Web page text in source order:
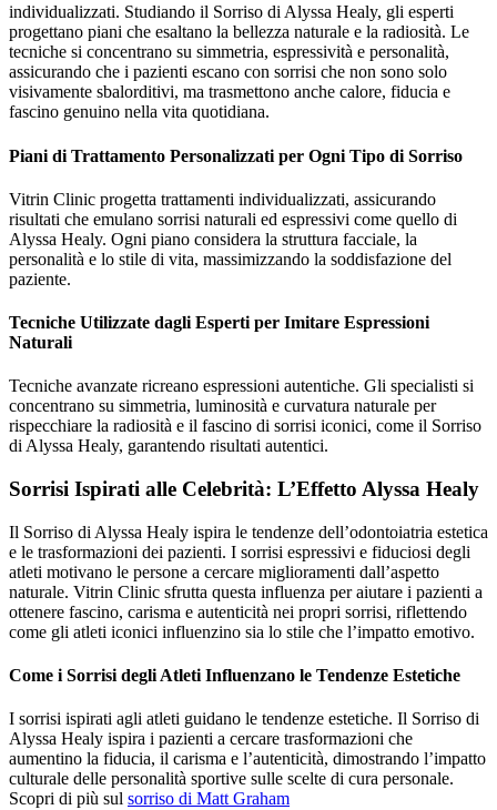
individualizzati. Studiando il Sorriso di Alyssa Healy, gli esperti
progettano piani che esaltano la bellezza naturale e la radiosità. Le
tecniche si concentrano su simmetria, espressività e personalità,
assicurando che i pazienti escano con sorrisi che non sono solo
visivamente sbalorditivi, ma trasmettono anche calore, fiducia e
fascino genuino nella vita quotidiana.
Piani di Trattamento Personalizzati per Ogni Tipo di Sorriso
Vitrin Clinic progetta trattamenti individualizzati, assicurando
risultati che emulano sorrisi naturali ed espressivi come quello di
Alyssa Healy. Ogni piano considera la struttura facciale, la
personalità e lo stile di vita, massimizzando la soddisfazione del
paziente.
Tecniche Utilizzate dagli Esperti per Imitare Espressioni
Naturali
Tecniche avanzate ricreano espressioni autentiche. Gli specialisti si
concentrano su simmetria, luminosità e curvatura naturale per
rispecchiare la radiosità e il fascino di sorrisi iconici, come il Sorriso
di Alyssa Healy, garantendo risultati autentici.
Sorrisi Ispirati alle Celebrità: L’Effetto Alyssa Healy
Il Sorriso di Alyssa Healy ispira le tendenze dell’odontoiatria estetica
e le trasformazioni dei pazienti. I sorrisi espressivi e fiduciosi degli
atleti motivano le persone a cercare miglioramenti dall’aspetto
naturale. Vitrin Clinic sfrutta questa influenza per aiutare i pazienti a
ottenere fascino, carisma e autenticità nei propri sorrisi, riflettendo
come gli atleti iconici influenzino sia lo stile che l’impatto emotivo.
Come i Sorrisi degli Atleti Influenzano le Tendenze Estetiche
I sorrisi ispirati agli atleti guidano le tendenze estetiche. Il Sorriso di
Alyssa Healy ispira i pazienti a cercare trasformazioni che
aumentino la fiducia, il carisma e l’autenticità, dimostrando l’impatto
culturale delle personalità sportive sulle scelte di cura personale.
Scopri di più sul sorriso di Matt Graham